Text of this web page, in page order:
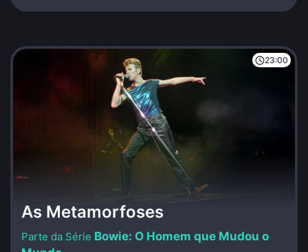
23:00
As Metamorfoses
Bowie: O Homem que Mudou o